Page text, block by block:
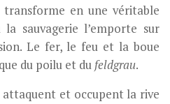
en une véritable
sauvagerie l’emporte sur
Le fer, le feu et la boue
du poilu et du feldgrau.
attaquent et occupent la rive